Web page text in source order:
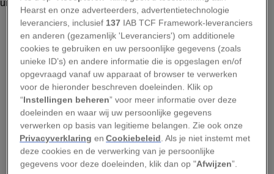
JASPER DOEST
De National Geographic Fotowedstrijd 2021 is
weer van start! De komende weken delen we
onze mooiste fotografie content vanuit de
archieven van National Geographic. Om je wat
inspiratie te geven voor jouw inzending van dit
jaar delen de experts hun beste fotografietips
met National Geographic. Deze week neemt
fotograaf en jurylid van de fotowedstrijd Jasper
Hearst en onze adverteerders, advertentietechnologie
leveranciers, inclusief 137 IAB TCF Framework-leveranciers
en anderen (gezamenlijk 'Leveranciers') om additionele
cookies te gebruiken en uw persoonlijke gegevens (zoals
unieke ID’s) en andere informatie die is opgeslagen en/of
opgevraagd vanaf uw apparaat of browser te verwerken
voor de hieronder beschreven doeleinden. Klik op
“Instellingen beheren” voor meer informatie over deze
doeleinden en waar wij uw persoonlijke gegevens
verwerken op basis van legitieme belangen. Zie ook onze
Privacyverklaring enCookiebeleid. Als je niet instemt met
deze cookies en de verwerking van je persoonlijke
gegevens voor deze doeleinden, klik dan op "Afwijzen”.